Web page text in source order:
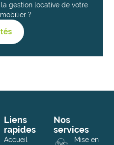
gestion locative de votre
?
Liens
rapides
Accueil
Nos
services
Mise en